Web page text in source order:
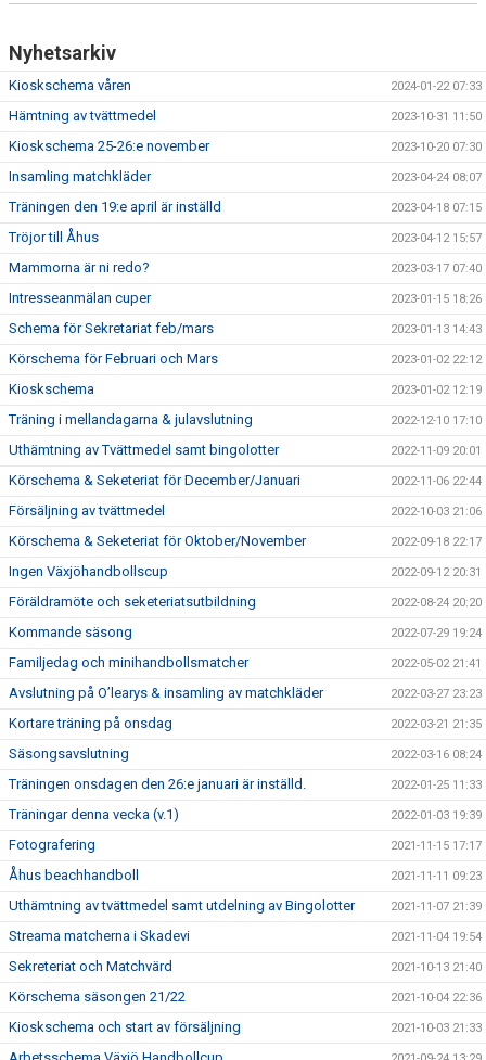
Nyhetsarkiv
Kioskschema våren 2024-01-22 07:33
Hämtning av tvättmedel 2023-10-31 11:50
Kioskschema 25-26:e november 2023-10-20 07:30
Insamling matchkläder 2023-04-24 08:07
Träningen den 19:e april är inställd 2023-04-18 07:15
Tröjor till Åhus 2023-04-12 15:57
Mammorna är ni redo? 2023-03-17 07:40
Intresseanmälan cuper 2023-01-15 18:26
Schema för Sekretariat feb/mars 2023-01-13 14:43
Körschema för Februari och Mars 2023-01-02 22:12
Kioskschema 2023-01-02 12:19
Träning i mellandagarna & julavslutning 2022-12-10 17:10
Uthämtning av Tvättmedel samt bingolotter 2022-11-09 20:01
Körschema & Seketeriat för December/Januari 2022-11-06 22:44
Försäljning av tvättmedel 2022-10-03 21:06
Körschema & Seketeriat för Oktober/November 2022-09-18 22:17
Ingen Växjöhandbollscup 2022-09-12 20:31
Föräldramöte och seketeriatsutbildning 2022-08-24 20:20
Kommande säsong 2022-07-29 19:24
Familjedag och minihandbollsmatcher 2022-05-02 21:41
Avslutning på O’learys & insamling av matchkläder 2022-03-27 23:23
Kortare träning på onsdag 2022-03-21 21:35
Säsongsavslutning 2022-03-16 08:24
Träningen onsdagen den 26:e januari är inställd. 2022-01-25 11:33
Träningar denna vecka (v.1) 2022-01-03 19:39
Fotografering 2021-11-15 17:17
Åhus beachhandboll 2021-11-11 09:23
Uthämtning av tvättmedel samt utdelning av Bingolotter 2021-11-07 21:39
Streama matcherna i Skadevi 2021-11-04 19:54
Sekreteriat och Matchvärd 2021-10-13 21:40
Körschema säsongen 21/22 2021-10-04 22:36
Kioskschema och start av försäljning 2021-10-03 21:33